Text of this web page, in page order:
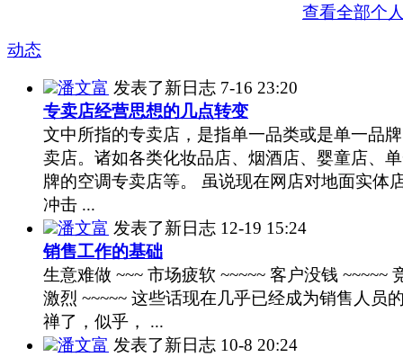
查看全部个
动态
潘文富 发表了新日志 7-16 23:20
专卖店经营思想的几点转变
文中所指的专卖店，是指单一品类或是单一品
卖店。诸如各类化妆品店、烟酒店、婴童店、
牌的空调专卖店等。 虽说现在网店对地面实体
冲击 ...
潘文富 发表了新日志 12-19 15:24
销售工作的基础
生意难做 ~~~ 市场疲软 ~~~~~ 客户没钱 ~~~~~
激烈 ~~~~~ 这些话现在几乎已经成为销售人员
禅了，似乎， ...
潘文富 发表了新日志 10-8 20:24